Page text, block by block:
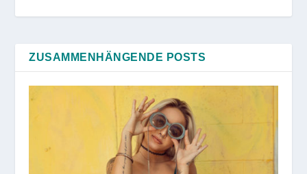
ZUSAMMENHÄNGENDE POSTS